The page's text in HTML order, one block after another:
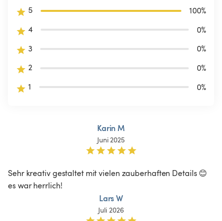
5
100%
4
0%
3
0%
2
0%
1
0%
Karin M
Juni 2025
Sehr kreativ gestaltet mit vielen zauberhaften Details 😊
es war herrlich!
Lars W
Juli 2026